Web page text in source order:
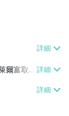
爾富取